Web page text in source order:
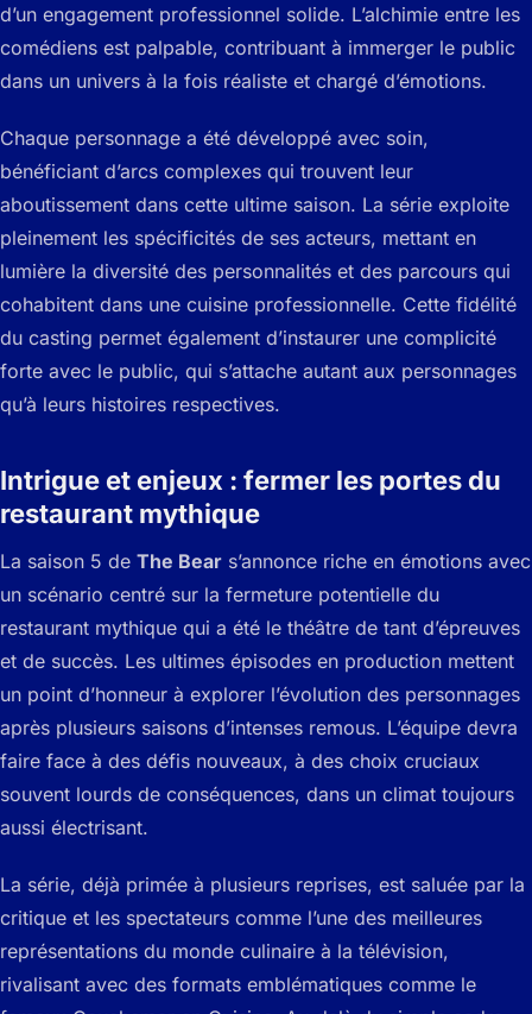
d’un engagement professionnel solide. L’alchimie entre les
comédiens est palpable, contribuant à immerger le public
dans un univers à la fois réaliste et chargé d’émotions.
Chaque personnage a été développé avec soin,
bénéficiant d’arcs complexes qui trouvent leur
aboutissement dans cette ultime saison. La série exploite
pleinement les spécificités de ses acteurs, mettant en
lumière la diversité des personnalités et des parcours qui
cohabitent dans une cuisine professionnelle. Cette fidélité
du casting permet également d’instaurer une complicité
forte avec le public, qui s’attache autant aux personnages
qu’à leurs histoires respectives.
Intrigue et enjeux : fermer les portes du
restaurant mythique
La saison 5 de The Bear s’annonce riche en émotions avec
un scénario centré sur la fermeture potentielle du
restaurant mythique qui a été le théâtre de tant d’épreuves
et de succès. Les ultimes épisodes en production mettent
un point d’honneur à explorer l’évolution des personnages
après plusieurs saisons d’intenses remous. L’équipe devra
faire face à des défis nouveaux, à des choix cruciaux
souvent lourds de conséquences, dans un climat toujours
aussi électrisant.
La série, déjà primée à plusieurs reprises, est saluée par la
critique et les spectateurs comme l’une des meilleures
représentations du monde culinaire à la télévision,
rivalisant avec des formats emblématiques comme le